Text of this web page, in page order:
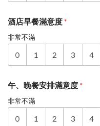
酒店早餐滿意度 *
非常不滿
0 1 2 3 4
午、晚餐安排滿意度 *
非常不滿
0 1 2 3 4